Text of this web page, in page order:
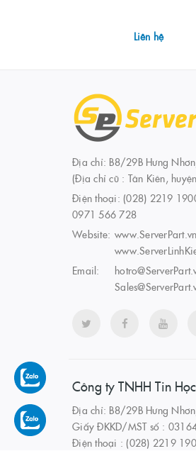
Liên hệ
Địa chỉ: B8/29B Hưng
(Địa chỉ cũ : Tân Kiên,
Điện thoại: (028) 2219
0971 566 728
Website: www.ServerPart.vn
Email:
Công ty TNHH Tin Học
Địa chỉ: B8/29B Hưng
Giấy ĐKKD/MST số :
Điện thoại : (028) 2219